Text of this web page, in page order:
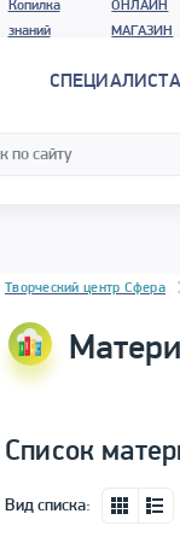
Копилка
знаний
ОНЛАЙН
МАГАЗИН
Блок новостей
Творческий центр Сфера
Список
Вид списка: